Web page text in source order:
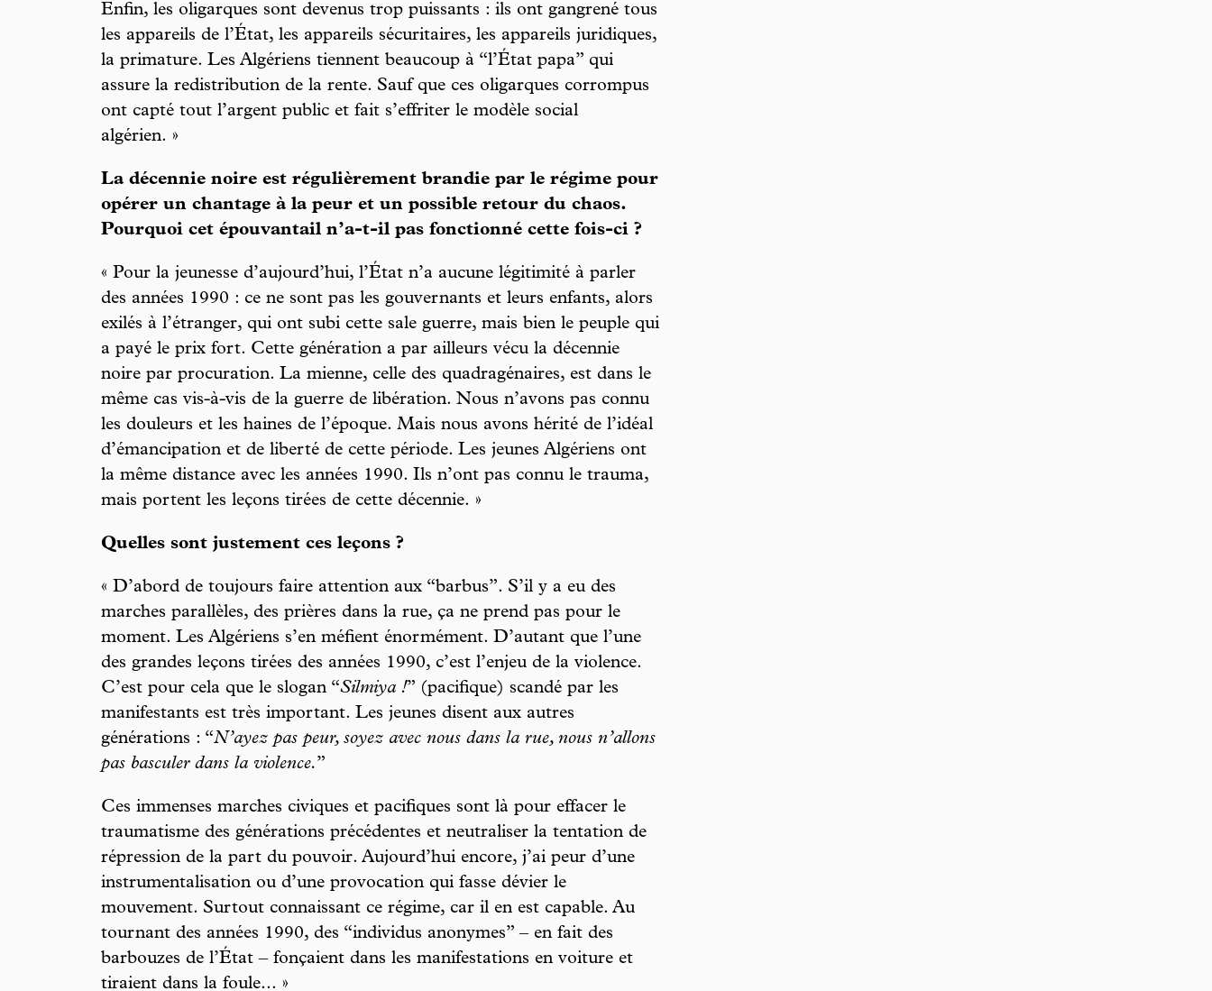
Enfin, les oligarques sont devenus trop puissants : ils ont gangrené tous
les appareils de l’État, les appareils sécuritaires, les appareils juridiques,
la primature. Les Algériens tiennent beaucoup à “l’État papa” qui
assure la redistribution de la rente. Sauf que ces oligarques corrompus
ont capté tout l’argent public et fait s’effriter le modèle social
algérien. »
La décennie noire est régulièrement brandie par le régime pour
opérer un chantage à la peur et un possible retour du chaos.
Pourquoi cet épouvantail n’a-t-il pas fonctionné cette fois-ci ?
« Pour la jeunesse d’aujourd’hui, l’État n’a aucune légitimité à parler
des années 1990 : ce ne sont pas les gouvernants et leurs enfants, alors
exilés à l’étranger, qui ont subi cette sale guerre, mais bien le peuple qui
a payé le prix fort. Cette génération a par ailleurs vécu la décennie
noire par procuration. La mienne, celle des quadragénaires, est dans le
même cas vis-à-vis de la guerre de libération. Nous n’avons pas connu
les douleurs et les haines de l’époque. Mais nous avons hérité de l’idéal
d’émancipation et de liberté de cette période. Les jeunes Algériens ont
la même distance avec les années 1990. Ils n’ont pas connu le trauma,
mais portent les leçons tirées de cette décennie. »
Quelles sont justement ces leçons ?
« D’abord de toujours faire attention aux “barbus”. S’il y a eu des
marches parallèles, des prières dans la rue, ça ne prend pas pour le
moment. Les Algériens s’en méfient énormément. D’autant que l’une
des grandes leçons tirées des années 1990, c’est l’enjeu de la violence.
C’est pour cela que le slogan “Silmiya !” (pacifique) scandé par les
manifestants est très important. Les jeunes disent aux autres
générations : “N’ayez pas peur, soyez avec nous dans la rue, nous n’allons
pas basculer dans la violence.”
Ces immenses marches civiques et pacifiques sont là pour effacer le
traumatisme des générations précédentes et neutraliser la tentation de
répression de la part du pouvoir. Aujourd’hui encore, j’ai peur d’une
instrumentalisation ou d’une provocation qui fasse dévier le
mouvement. Surtout connaissant ce régime, car il en est capable. Au
tournant des années 1990, des “individus anonymes” – en fait des
barbouzes de l’État – fonçaient dans les manifestations en voiture et
tiraient dans la foule... »